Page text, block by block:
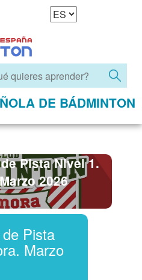
DE BÁDMINTON
Pista Nivel 1.
2026
Pista
Marzo